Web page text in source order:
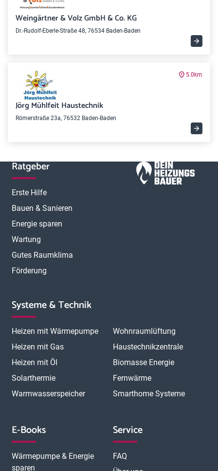
Weingärtner & Volz GmbH & Co. KG
Dr.-Rudolf-Eberle-Straße 48, 76534 Baden-Baden
5.0km
Jörg Mühlfeit Haustechnik
Römerstraße 23a, 76532 Baden-Baden
Ratgeber
Erste Hilfe
Bauen & Sanieren
Energie sparen
Wartung
Gutes Raumklima
Förderung
Systeme & Technik
Heizen mit Wärmepumpe
Heizen mit Gas
Heizen mit Öl
Solarthermie
Warmwasserspeicher
Wohnraumlüftung
Haustechnikzentrale
Biomasse Energie
Fernwärme
Smarthome Systeme
E-Books
Wärmepumpe & Energie
sparen
Service
FAQ